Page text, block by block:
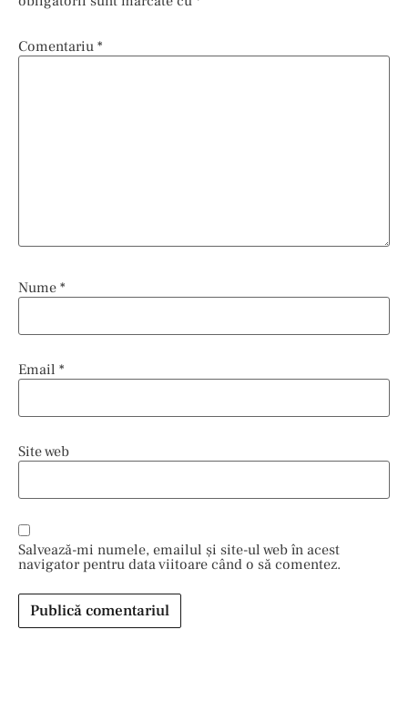
Comentariu *
Nume *
Email *
Site web
Salvează-mi numele, emailul și site-ul web în acest
navigator pentru data viitoare când o să comentez.